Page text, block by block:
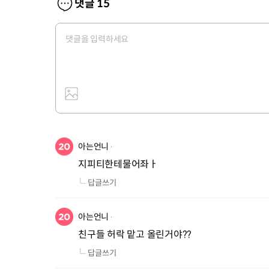
댓글 15
아는언니
지피티한테물어좌ㅏ
답글쓰기
아는언니
친구들 허락 맡고 올린거야??
답글쓰기